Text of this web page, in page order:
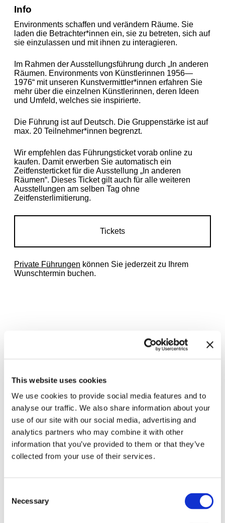
This website uses cookies
We use cookies to provide social media features and to
analyse our traffic. We also share information about your
use of our site with our social media, advertising and
analytics partners who may combine it with other
information that you’ve provided to them or that they’ve
collected from your use of their services.
Selection
Necessary
Info
Environments schaffen und verändern Räume. Sie
laden die Betrachter*innen ein, sie zu betreten, sich auf
sie einzulassen und mit ihnen zu interagieren.
Im Rahmen der Ausstellungsführung durch „In anderen
Räumen. Environments von Künstlerinnen 1956—
1976“ mit unseren Kunstvermittler*innen erfahren Sie
mehr über die einzelnen Künstlerinnen, deren Ideen
und Umfeld, welches sie inspirierte.
Die Führung ist auf Deutsch. Die Gruppenstärke ist auf
max. 20 Teilnehmer*innen begrenzt.
Wir empfehlen das Führungsticket vorab online zu
kaufen. Damit erwerben Sie automatisch ein
Zeitfensterticket für die Ausstellung „In anderen
Räumen“. Dieses Ticket gilt auch für alle weiteren
Ausstellungen am selben Tag ohne
Zeitfensterlimitierung.
Tickets
Private Führungen können Sie jederzeit zu Ihrem
Wunschtermin buchen.
Environments von
Künstlerinnen 1956 – 1976
8.9.23 – 10.3.24